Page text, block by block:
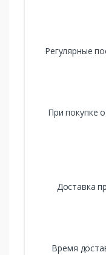
Регулярные
При покупке
Доставка
Время